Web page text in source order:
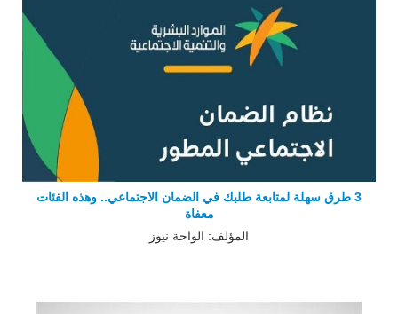
3 طرق سهلة لمتابعة طلبك في الضمان الاجتماعي.. وهذه الفئات
معفاة
المؤلف: الواحة نيوز